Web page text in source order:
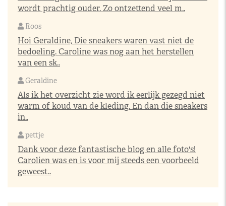
wordt prachtig ouder. Zo ontzettend veel m..
Roos
Hoi Geraldine, Die sneakers waren vast niet de
bedoeling. Caroline was nog aan het herstellen
van een sk..
Geraldine
Als ik het overzicht zie word ik eerlijk gezegd niet
warm of koud van de kleding. En dan die sneakers
in..
pettje
Dank voor deze fantastische blog en alle foto's!
Carolien was en is voor mij steeds een voorbeeld
geweest..